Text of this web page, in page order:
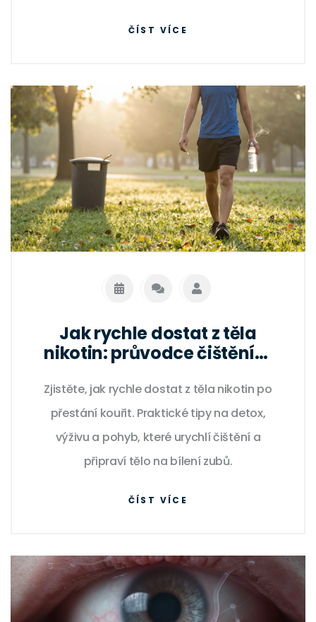
ČÍST VÍCE
Jak rychle dostat z těla
nikotin: průvodce čištěním
Zjistěte, jak rychle dostat z těla nikotin po
přestání kouřit. Praktické tipy na detox,
výživu a pohyb, které urychlí čištění a
připraví tělo na bílení zubů.
ČÍST VÍCE